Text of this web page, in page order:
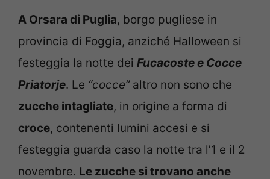
A Orsara di Puglia, borgo pugliese in
provincia di Foggia, anziché Halloween si
festeggia la notte dei Fucacoste e Cocce
Priatorje. Le “cocce”altro non sono che
zucche intagliate, in origine a forma di
croce, contenenti lumini accesi e si
festeggia guarda caso la notte tra l’1 e il 2
novembre. Le zucche si trovano anche